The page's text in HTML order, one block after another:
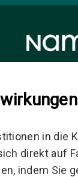
in die
direkt auf
indem Sie